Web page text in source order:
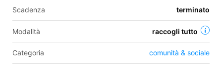
Scadenza terminato
Modalità raccogli tutto
Categoria comunità & sociale